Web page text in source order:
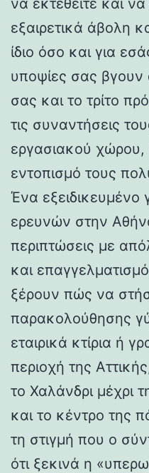
εξαιρετικά άβολη
ίδιο όσο και για
υποψίες σας βγουν
σας και το τρίτο
τις συναντήσεις
εργασιακού
εντοπισμό τους
Ένα εξειδικευμένο
ερευνών στην
περιπτώσεις με
και
ξέρουν πώς να
παρακολούθησης
εταιρικά κτίρια ή
περιοχή της
το Χαλάνδρι μέχρι
και το κέντρο της
τη στιγμή που ο
ότι ξεκινά η